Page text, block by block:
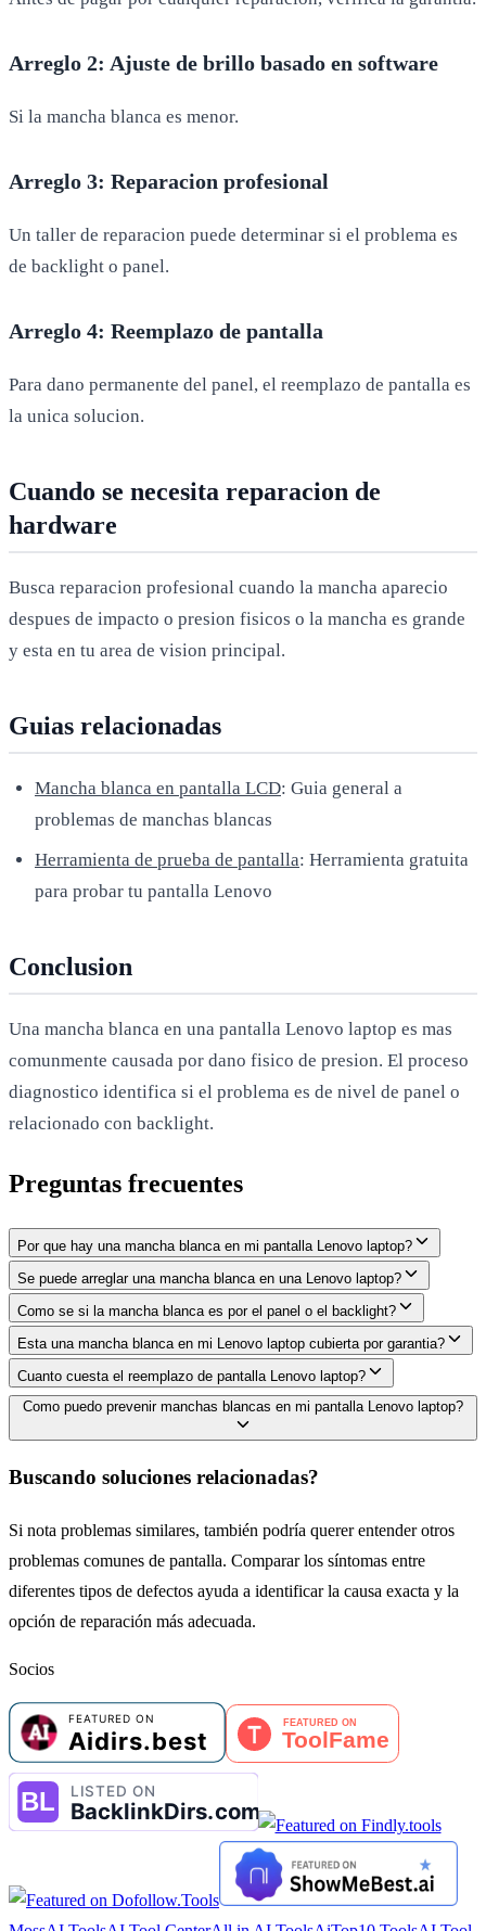
Arreglo 2: Ajuste de brillo basado en software
Si la mancha blanca es menor.
Arreglo 3: Reparacion profesional
Un taller de reparacion puede determinar si el problema es
de backlight o panel.
Arreglo 4: Reemplazo de pantalla
Para dano permanente del panel, el reemplazo de pantalla es
la unica solucion.
Cuando se necesita reparacion de
hardware
Busca reparacion profesional cuando la mancha aparecio
despues de impacto o presion fisicos o la mancha es grande
y esta en tu area de vision principal.
Guias relacionadas
Mancha blanca en pantalla LCD: Guia general a
problemas de manchas blancas
Herramienta de prueba de pantalla: Herramienta gratuita
para probar tu pantalla Lenovo
Conclusion
Una mancha blanca en una pantalla Lenovo laptop es mas
comunmente causada por dano fisico de presion. El proceso
diagnostico identifica si el problema es de nivel de panel o
relacionado con backlight.
Preguntas frecuentes
Por que hay una mancha blanca en mi pantalla Lenovo laptop?
Se puede arreglar una mancha blanca en una Lenovo laptop?
Como se si la mancha blanca es por el panel o el backlight?
Esta una mancha blanca en mi Lenovo laptop cubierta por garantia?
Cuanto cuesta el reemplazo de pantalla Lenovo laptop?
Como puedo prevenir manchas blancas en mi pantalla Lenovo laptop?
Buscando soluciones relacionadas?
Si nota problemas similares, también podría querer entender otros
problemas comunes de pantalla. Comparar los síntomas entre
diferentes tipos de defectos ayuda a identificar la causa exacta y la
opción de reparación más adecuada.
Socios